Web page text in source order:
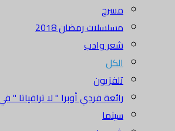
مسرح
مسلسلات رمضان 2018
شعر وادب
الكل
تلفزيون
رائعة فردي أوبرا " لا ترافياتا "
سينما